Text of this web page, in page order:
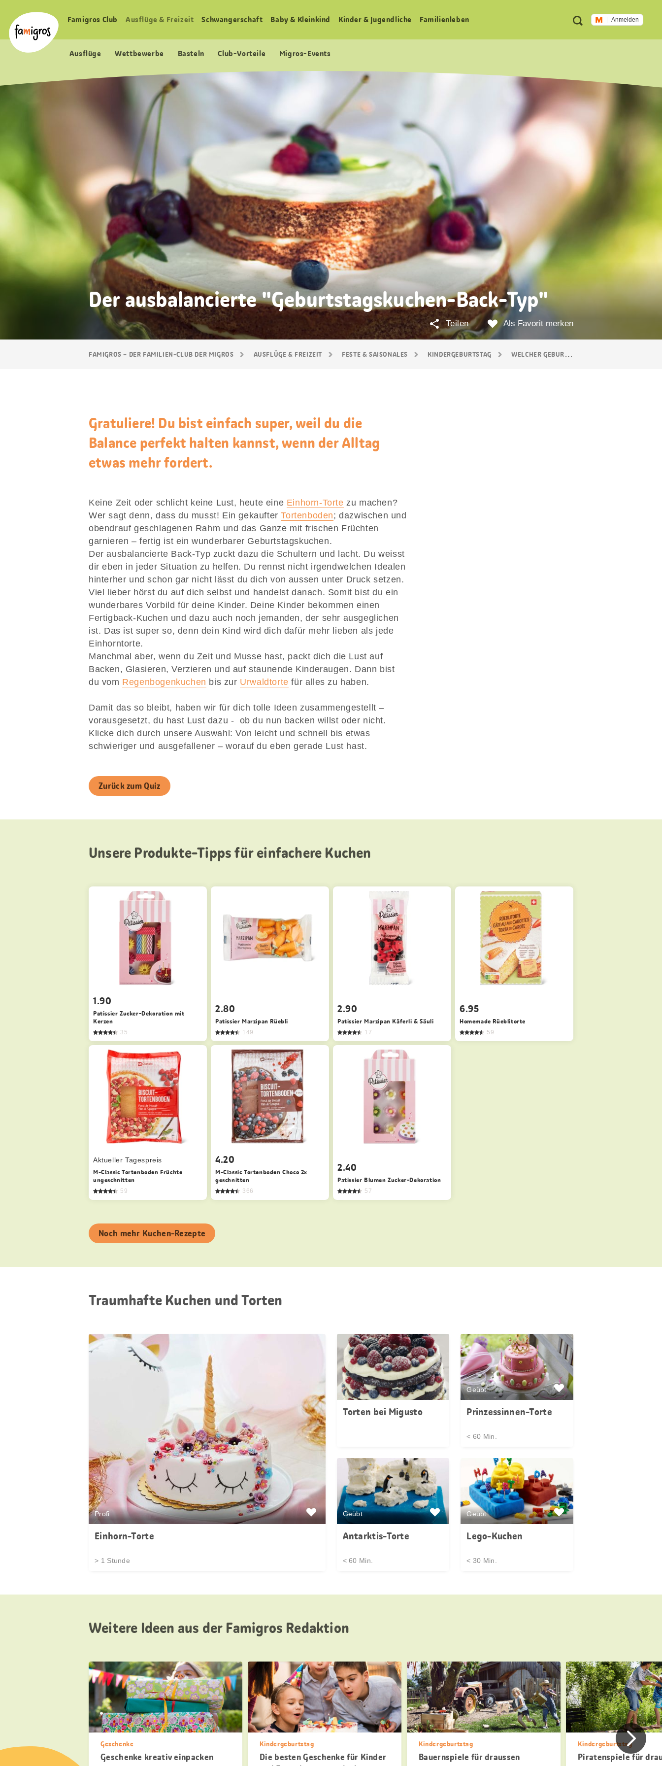
Navigation
Logo
Meta
Navigation
Suche Anmelden
Haupt
Famigros Club Ausflüge & Freizeit Schwangerschaft Baby & Kleinkind Kinder & Jugendliche Familien­leben
Ausflüge Wettbewerbe Basteln Club-Vorteile Migros-Events
FAMIGROS – DER FAMILIEN-CLUB DER MIGROS AUSFLÜGE & FREIZEIT FESTE & SAISONALES KINDERGEBURTSTAG WELCHER GEBURTSTAGSKUCHEN-BACK-TYP BIST DU?
Der ausbalancierte "Geburtstagskuchen-Back-Typ"
Als Favorit merken
Teilen
Gratuliere! Du bist einfach super, weil du die
Balance perfekt halten kannst, wenn der Alltag
etwas mehr fordert.
Keine Zeit oder schlicht keine Lust, heute eine Einhorn-Torte zu machen?
Wer sagt denn, dass du musst! Ein gekaufterTortenboden; dazwischen und
obendrauf geschlagenen Rahm und das Ganze mit frischen Früchten
garnieren – fertig ist ein wunderbarer Geburtstagskuchen.
Der ausbalancierte Back-Typ zuckt dazu die Schultern und lacht. Du weisst
dir eben in jeder Situation zu helfen. Du rennst nicht irgendwelchen Idealen
hinterher und schon gar nicht lässt du dich von aussen unter Druck setzen.
Viel lieber hörst du auf dich selbst und handelst danach. Somit bist du ein
wunderbares Vorbild für deine Kinder. Deine Kinder bekommen einen
Fertigback-Kuchen und dazu auch noch jemanden, der sehr ausgeglichen
ist. Das ist super so, denn dein Kind wird dich dafür mehr lieben als jede
Einhorntorte.
Manchmal aber, wenn du Zeit und Musse hast, packt dich die Lust auf
Backen, Glasieren, Verzieren und auf staunende Kinderaugen. Dann bist
du vom Regenbogenkuchen bis zur Urwaldtorte für alles zu haben.
Damit das so bleibt, haben wir für dich tolle Ideen zusammengestellt –
vorausgesetzt, du hast Lust dazu - ob du nun backen willst oder nicht.
Klicke dich durch unsere Auswahl: Von leicht und schnell bis etwas
schwieriger und ausgefallener – worauf du eben gerade Lust hast.
Zurück zum Quiz
Unsere Produkte-Tipps für einfachere Kuchen
1.90
Patissier Zucker-Dekoration mit
Kerzen
35
2.80
Patissier Marzipan Rüebli
149
2.90
Patissier Marzipan Käferli & Säuli
17
6.95
Homemade Rüeblitorte
59
Aktueller Tagespreis
M-Classic Tortenboden Früchte
ungeschnitten
59
4.20
M-Classic Tortenboden Choco 2x
geschnitten
366
2.40
Patissier Blumen Zucker-Dekoration
57
Noch mehr Kuchen-Rezepte
Traumhafte Kuchen und Torten
Profi
Einhorn-Torte
> 1 Stunde
Torten bei Migusto
Geübt
Prinzessinnen-Torte
< 60 Min.
Geübt
Antarktis-Torte
< 60 Min.
Geübt
Lego-Kuchen
< 30 Min.
Weitere Ideen aus der Famigros Redaktion
Geschenke
Geschenke kreativ einpacken
Kindergeburtstag
Die besten Geschenke für Kinder
Kindergeburtstag
Bauernspiele für draussen
Kindergeburtstag
Piratenspiele für
Vorher